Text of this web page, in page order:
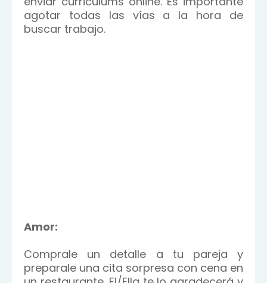
agotar todas las vías a la hora de
buscar trabajo.
Amor:
Comprale un detalle a tu pareja y
preparale una cita sorpresa con cena en